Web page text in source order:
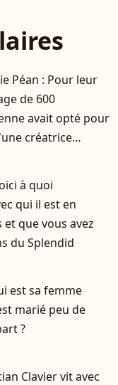
Péan : Pour leur
de 600
avait opté pour
créatrice
à quoi
qui il est en
que vous avez
du Splendid
est sa femme
marié peu de
?
Clavier vit avec